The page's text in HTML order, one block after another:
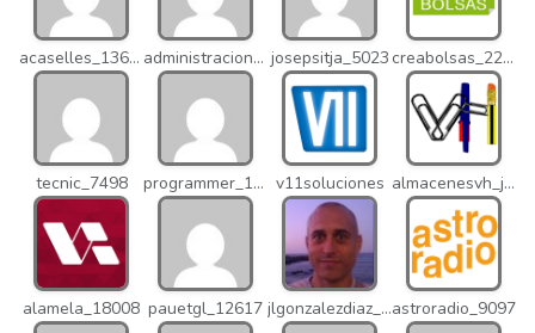
acaselles_13670 administracion_nhd josepsitja_5023 creabolsas_22110
tecnic_7498 programmer_12837 v11soluciones almacenesvh_jo2
alamela_18008 pauetgl_12617 jlgonzalezdiaz_12316astroradio_9097